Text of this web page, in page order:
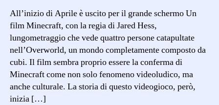
All’inizio di Aprile è uscito per il grande schermo Un
film Minecraft, con la regia di Jared Hess,
lungometraggio che vede quattro persone catapultate
nell’Overworld, un mondo completamente composto da
cubi. Il film sembra proprio essere la conferma di
Minecraft come non solo fenomeno videoludico, ma
anche culturale. La storia di questo videogioco, però,
inizia […]